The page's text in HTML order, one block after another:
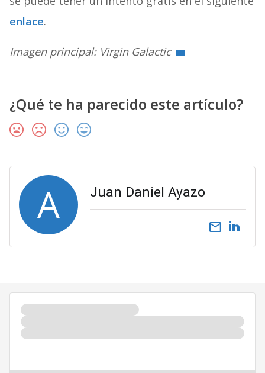
enlace.
Imagen principal: Virgin Galactic
¿Qué te ha parecido este artículo?
A Juan Daniel Ayazo
email